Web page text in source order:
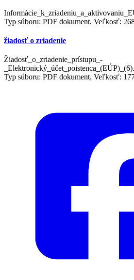
Typ súboru: PDF dokument, Veľkosť:
žiadosť o zriadenie
Žiadosť_o_zriadenie_prístupu_-
Typ súboru: PDF dokument, Veľkosť: